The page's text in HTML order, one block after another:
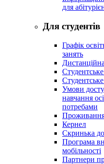
для
Для студентів
Графік
занять
Умови
навчання
потребами
Проживання
Кернел
Скринька
Програма
мобільності
Партнери